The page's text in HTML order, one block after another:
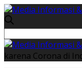
karena Corona di